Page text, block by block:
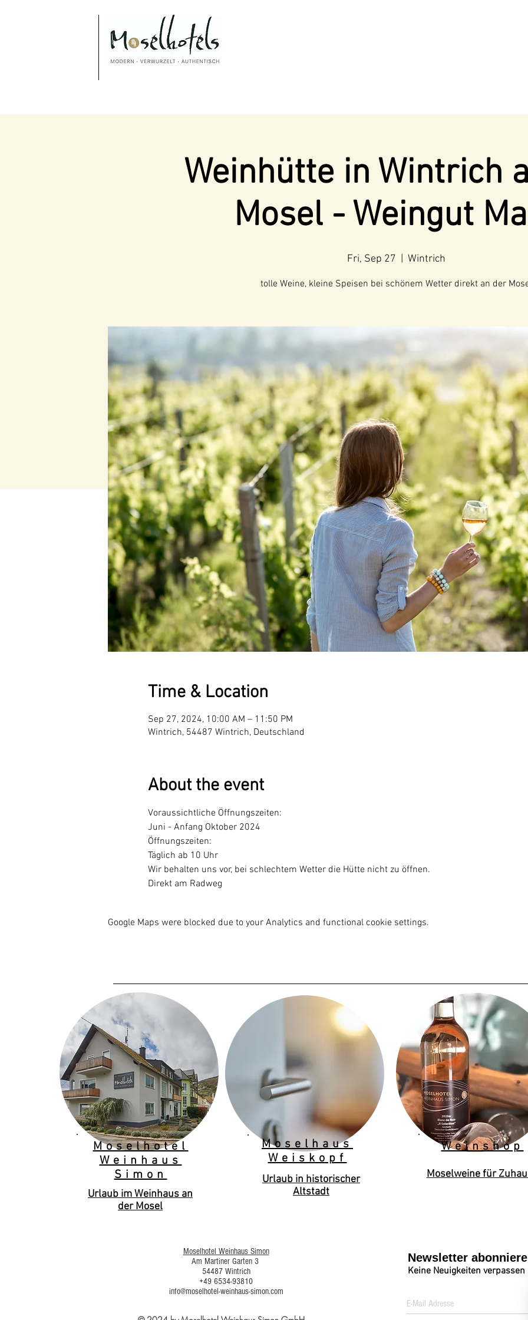
Weinhütte in Wintrich
Mosel - Weingut
Fri, Sep 27 Wintrich
tolle Weine, kleine Speisen bei schönem Wetter direkt an der
Time & Location
Sep 27, 2024, 10:00 AM – 11:50 PM
Wintrich, 54487 Wintrich, Deutschland
About the event
Voraussichtliche Öffnungszeiten:
Juni - Anfang Oktober 2024
Öffnungszeiten:
Täglich ab 10 Uhr
Wir behalten uns vor, bei schlechtem Wetter die Hütte nicht zu öffnen.
Direkt am Radweg
Google Maps were blocked due to your Analytics and functional cookie settings.
Moselhotel
Weinhaus
Simon
Urlaub im Weinhaus an
der Mosel
Moselhaus
Weiskopf
Urlaub in historischer
Altstadt
Weinshop
Moselweine für
Moselhotel Weinhaus Simon
Am Martiner Garten 3
54487 Wintrich
+49 6534-93810
info@moselhotel-weinhaus-simon.com
Newsletter
Keine Neuigkeiten verpassen